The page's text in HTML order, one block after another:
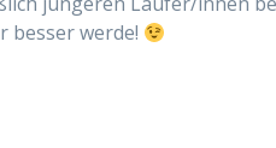
besser werde!